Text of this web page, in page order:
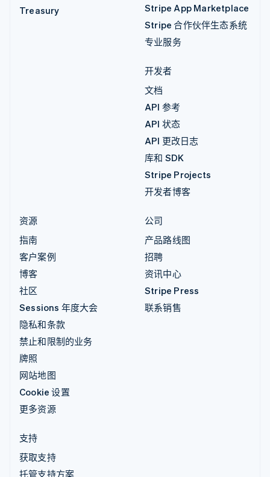
Treasury
Stripe App Marketplace
Stripe 合作伙伴生态系统
专业服务
开发者
文档
API 参考
API 状态
API 更改日志
库和 SDK
Stripe Projects
开发者博客
资源
指南
客户案例
博客
社区
Sessions 年度大会
隐私和条款
禁止和限制的业务
牌照
网站地图
Cookie 设置
更多资源
公司
产品路线图
招聘
资讯中心
Stripe Press
联系销售
支持
获取支持
托管支持方案